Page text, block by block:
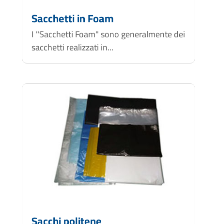
Sacchetti in Foam
I "Sacchetti Foam" sono generalmente dei
sacchetti realizzati in...